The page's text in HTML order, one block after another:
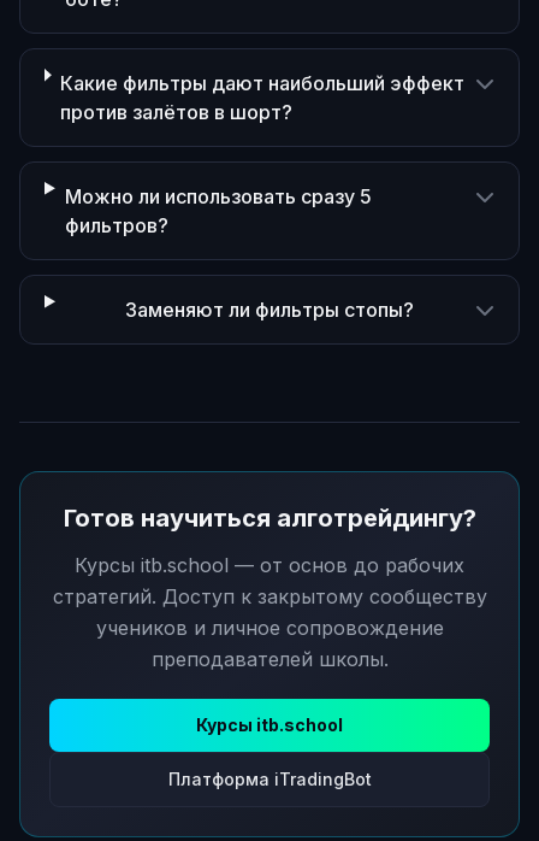
Какие фильтры дают наибольший эффект
против залётов в шорт?
Можно ли использовать сразу 5
фильтров?
Заменяют ли фильтры стопы?
Готов научиться алготрейдингу?
Курсы itb.school — от основ до рабочих
стратегий. Доступ к закрытому сообществу
учеников и личное сопровождение
преподавателей школы.
Курсы itb.school
Платформа iTradingBot